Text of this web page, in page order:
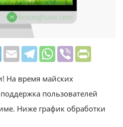
LinkedIn
EmailTelegramWhatsApp
Viber
На время майских
пользователей
Ниже график обработки